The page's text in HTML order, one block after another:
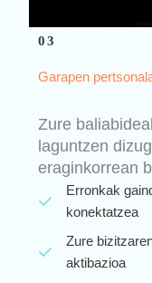
03
Garapen
Zure
laguntzen
eraginkorrean
Erronkak
konektatzea
Zure
aktibazioa